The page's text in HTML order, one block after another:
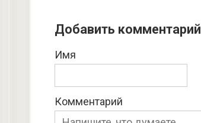
Добавить комментарий
Имя
Комментарий